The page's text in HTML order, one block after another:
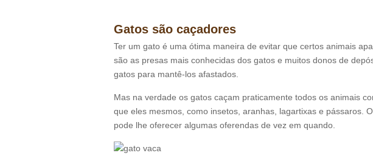
Gatos são caçadores
Ter um gato é uma ótima maneira de evitar que certos animais
são as presas mais conhecidas dos gatos e muitos donos de
gatos para mantê-los afastados.
Mas na verdade os gatos caçam praticamente todos os animais
que eles mesmos, como insetos, aranhas, lagartixas e pássaros.
pode lhe oferecer algumas oferendas de vez em quando.